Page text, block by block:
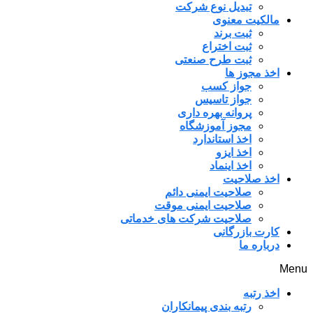
تبدیل نوع شرکت
مالکیت معنوی
ثبت برند
ثبت اختراع
ثبت طرح صنعتی
اخذ مجوز ها
جواز کسب
جواز تاسیس
پروانه بهره داری
مجوز آموزشگاه
اخذ استاندارد
اخذ ایزو
اخذ اینماد
اخذ صلاحیت
صلاحیت ایمنی دائم
صلاحیت ایمنی موقت
صلاحیت شرکت های خدماتی
کارت بازرگانی
درباره ما
Menu
اخذ رتبه
رتبه بندی پیمانکاران